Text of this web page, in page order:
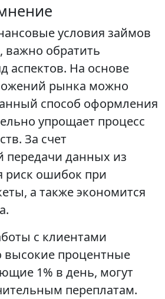
условия займов
важно обратить
аспектов. На основе
рынка можно
способ оформления
упрощает процесс
За счет
передачи данных из
риск ошибок при
а также экономится
с клиентами
высокие процентные
1% в день, могут
переплатам.